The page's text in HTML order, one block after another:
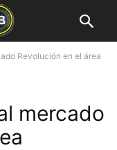
Revolución en el área
mercado